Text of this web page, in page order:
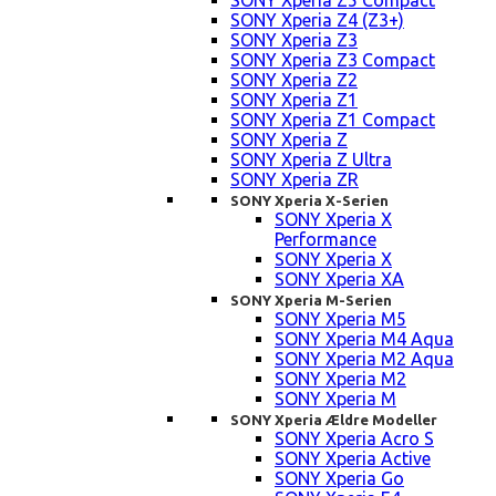
SONY Xperia Z4 (Z3+)
SONY Xperia Z3
SONY Xperia Z3 Compact
SONY Xperia Z2
SONY Xperia Z1
SONY Xperia Z1 Compact
SONY Xperia Z
SONY Xperia Z Ultra
SONY Xperia ZR
SONY Xperia X-Serien
SONY Xperia X
Performance
SONY Xperia X
SONY Xperia XA
SONY Xperia M-Serien
SONY Xperia M5
SONY Xperia M4 Aqua
SONY Xperia M2 Aqua
SONY Xperia M2
SONY Xperia M
SONY Xperia Ældre Modeller
SONY Xperia Acro S
SONY Xperia Active
SONY Xperia Go